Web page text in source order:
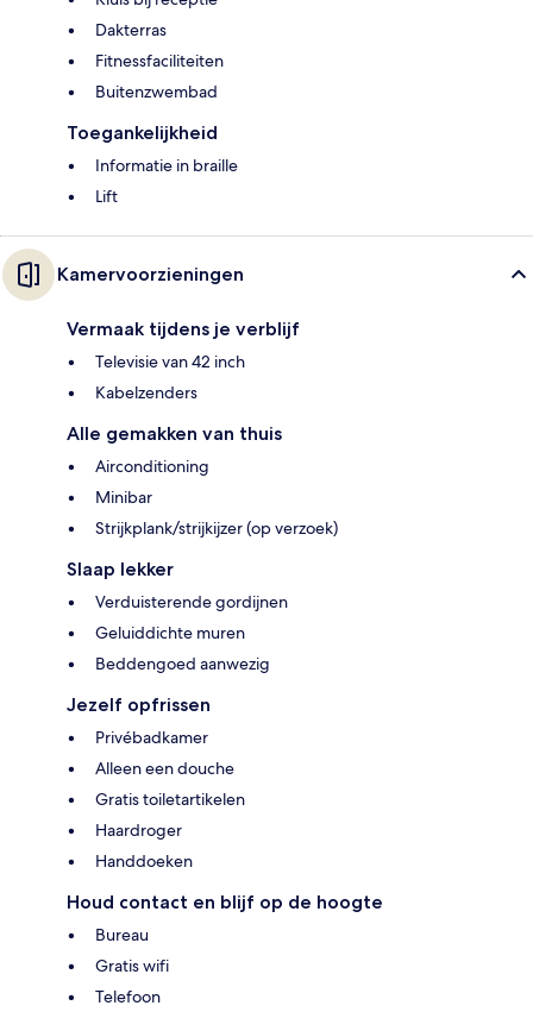
Dakterras
Fitnessfaciliteiten
Buitenzwembad
Toegankelijkheid
Informatie in braille
Lift
Kamervoorzieningen
Vermaak tijdens je verblijf
Televisie van 42 inch
Kabelzenders
Alle gemakken van thuis
Airconditioning
Minibar
Strijkplank/strijkijzer (op verzoek)
Slaap lekker
Verduisterende gordijnen
Geluiddichte muren
Beddengoed aanwezig
Jezelf opfrissen
Privébadkamer
Alleen een douche
Gratis toiletartikelen
Haardroger
Handdoeken
Houd contact en blijf op de hoogte
Bureau
Gratis wifi
Telefoon